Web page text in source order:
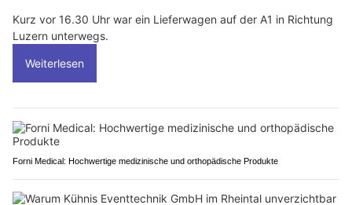
Kurz vor 16.30 Uhr war ein Lieferwagen auf der A1 in Richtung
Luzern unterwegs.
Weiterlesen
Forni Medical: Hochwertige medizinische und orthopädische Produkte